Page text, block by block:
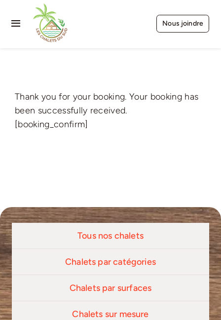
Toggle
Navigation
Par catégories
Ameublement & déco
Nous joindre
Thank you for your booking. Your booking has
been successfully received.
[booking_confirm]
Tous nos chalets
Chalets par catégories
Chalets par surfaces
Chalets sur mesure